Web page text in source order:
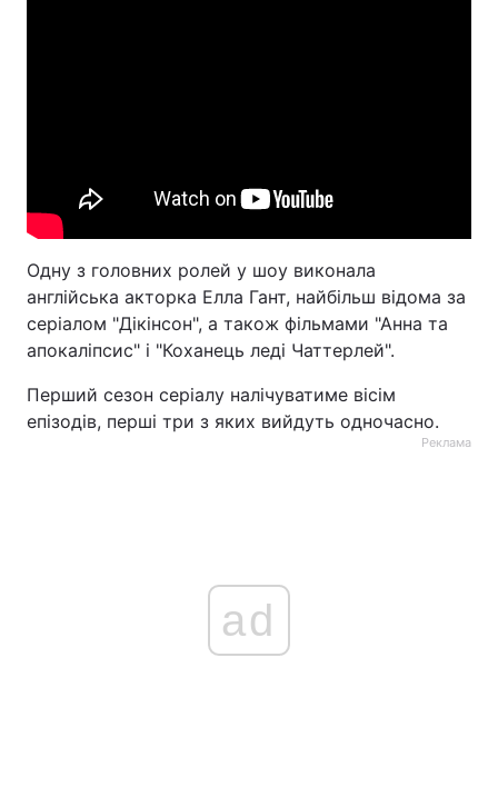
Одну з головних ролей у шоу виконала
англійська акторка Елла Гант, найбільш відома за
серіалом "Дікінсон", а також фільмами "Анна та
апокаліпсис" і "Коханець леді Чаттерлей".
Перший сезон серіалу налічуватиме вісім
епізодів, перші три з яких вийдуть одночасно.
Реклама
ad